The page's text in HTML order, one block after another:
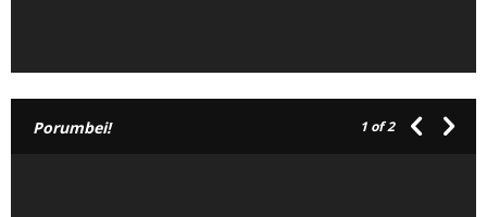
Porumbei! 1 of 2